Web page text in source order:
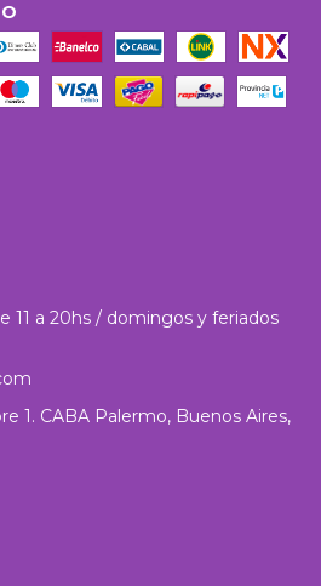
11 a 20hs / domingos y feriados
1. CABA Palermo, Buenos Aires,